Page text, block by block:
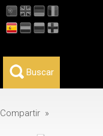
Buscar
Compartir »